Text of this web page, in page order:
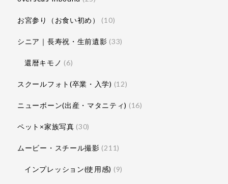
お宮参り（お食い初め） (10)
シニア｜長寿祝・生前遺影 (33)
還暦キモノ (6)
スクールフォト(卒業・入学) (12)
ニューボーン(出産・マタニティ) (16)
ペット×家族写真 (30)
ムービー・スチール撮影 (211)
インプレッション(使用感) (9)